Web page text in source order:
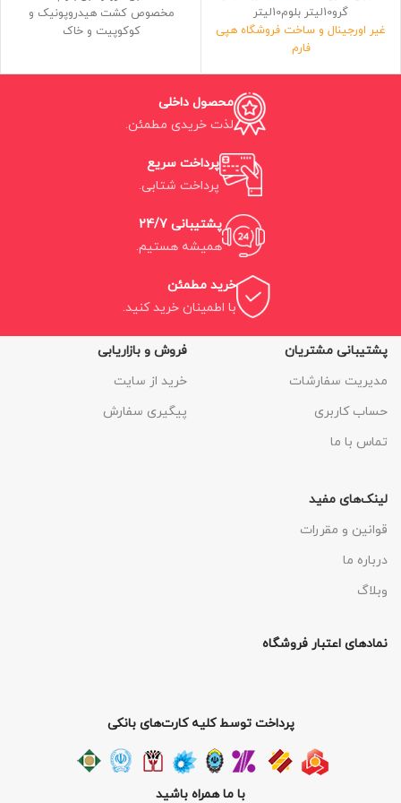
گرو10لیتر بلوم10لیتر
غیر اورجینال و ساخت فروشگاه هپی
فارم
حاوی سه لیتر کود با چگالی 99درصد
مخصوص کشت هیدروپونیک و
کوکوپیت و خاک
محصول داخلی
لذت خریدی مطمئن.
پرداخت سریع
پرداخت شتابی.
پشتیبانی 24/7
همیشه هستیم.
خرید مطمئن
با اطمینان خرید کنید.
پشتیبانی مشتریان
مدیریت سفارشات
حساب کاربری
تماس با ما
فروش و بازاریابی
خرید از سایت
پیگیری سفارش
لینک‌های مفید
قوانین و مقررات
درباره ما
وبلاگ
نمادهای اعتبار فروشگاه
پرداخت توسط کلیه کارت‌های بانکی
با ما همراه باشید